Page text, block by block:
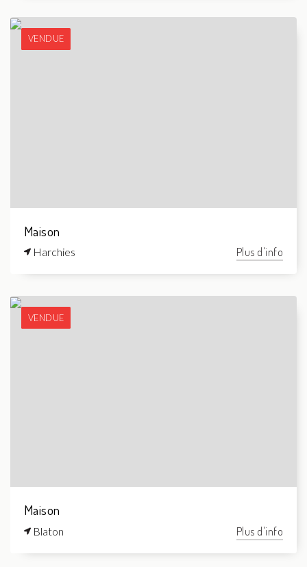
VENDUE
Maison
Harchies Plus d'info
VENDUE
Maison
Blaton Plus d'info